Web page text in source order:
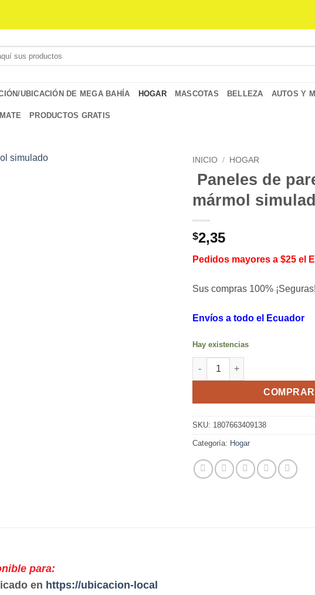
UBICACIÓN DE MEGA BAHÍA HOGAR MASCOTAS BELLEZA AUTOS Y
PRODUCTOS GRATIS
INICIO / HOGAR
Paneles de
mármol
$2,35
Pedidos mayores a $25 el
Sus compras 100% ¡Seguras!
Envíos a todo el Ecuador
Hay existencias
Paneles de pared de mármol
COMPRAR
SKU: 1807663409138
Categoría: Hogar
para:
en https://ubicacion-local